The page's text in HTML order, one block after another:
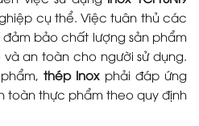
cụ thể. Việc tuân thủ các
bảo chất lượng sản phẩm
an toàn cho người sử dụng.
phẩm,thép Inoxphải đáp ứng
toàn thực phẩm theo quy định